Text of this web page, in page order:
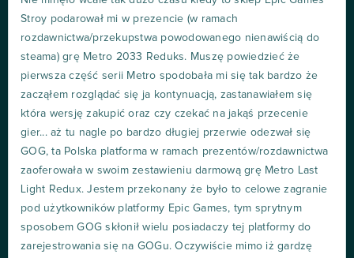
Stroy podarował mi w prezencie (w ramach
rozdawnictwa/przekupstwa powodowanego nienawiścią do
steama) grę Metro 2033 Reduks. Muszę powiedzieć że
pierwsza część serii Metro spodobała mi się tak bardzo że
zacząłem rozglądać się ja kontynuacją, zastanawiałem się
która wersję zakupić oraz czy czekać na jakąś przecenie
gier... aż tu nagle po bardzo długiej przerwie odezwał się
GOG, ta Polska platforma w ramach prezentów/rozdawnictwa
zaoferowała w swoim zestawieniu darmową grę Metro Last
Light Redux. Jestem przekonany że było to celowe zagranie
pod użytkowników platformy Epic Games, tym sprytnym
sposobem GOG skłonił wielu posiadaczy tej platformy do
zarejestrowania się na GOGu. Oczywiście mimo iż gardzę